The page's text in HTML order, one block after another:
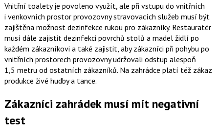
Vnitřní toalety je povoleno využít, ale při vstupu do vnitřních
i venkovních prostor provozovny stravovacích služeb musí být
zajištěna možnost dezinfekce rukou pro zákazníky. Restauratér
musí dále zajistit dezinfekci povrchů stolů a madel židlí po
každém zákazníkovi a také zajistit, aby zákazníci při pohybu po
vnitřních prostorech provozovny udržovali odstup alespoň
1,5 metru od ostatních zákazníků. Na zahrádce platí též zákaz
produkce živé hudby a tance.
Zákazníci zahrádek musí mít negativní
test